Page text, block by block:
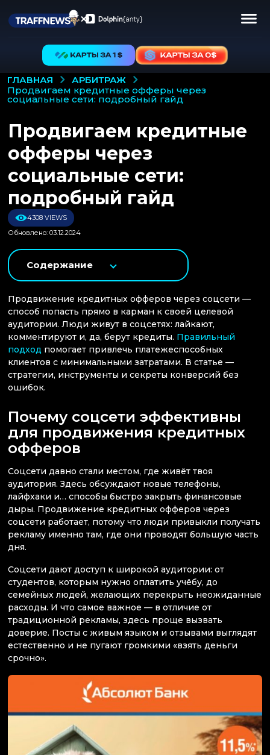
ГЛАВНАЯ
АРБИТРАЖ
продвигаем кредитные офферы через
социальные сети: подробный гайд
Продвигаем кредитные
офферы через
социальные сети:
подробный гайд
4308 VIEWS
Обновлено: 03.12.2024
Содержание
Продвижение кредитных офферов через соцсети —
способ попасть прямо в карман к своей целевой
аудитории. Люди живут в соцсетях: лайкают,
комментируют и, да, берут кредиты. Правильный
подход помогает привлечь платежеспособных
клиентов с минимальными затратами. В статье —
стратегии, инструменты и секреты конверсий без
ошибок.
Почему соцсети эффективны
для продвижения кредитных
офферов
Соцсети давно стали местом, где живёт твоя
аудитория. Здесь обсуждают новые телефоны,
лайфхаки и… способы быстро закрыть финансовые
дыры. Продвижение кредитных офферов через
соцсети работает, потому что люди привыкли получать
рекламу именно там, где они проводят большую часть
дня.
Соцсети дают доступ к широкой аудитории: от
студентов, которым нужно оплатить учёбу, до
семейных людей, желающих перекрыть неожиданные
расходы. И что самое важное — в отличие от
традиционной рекламы, здесь проще вызвать
доверие. Посты с живым языком и отзывами выглядят
естественно и не пугают громкими «взять деньги
срочно».